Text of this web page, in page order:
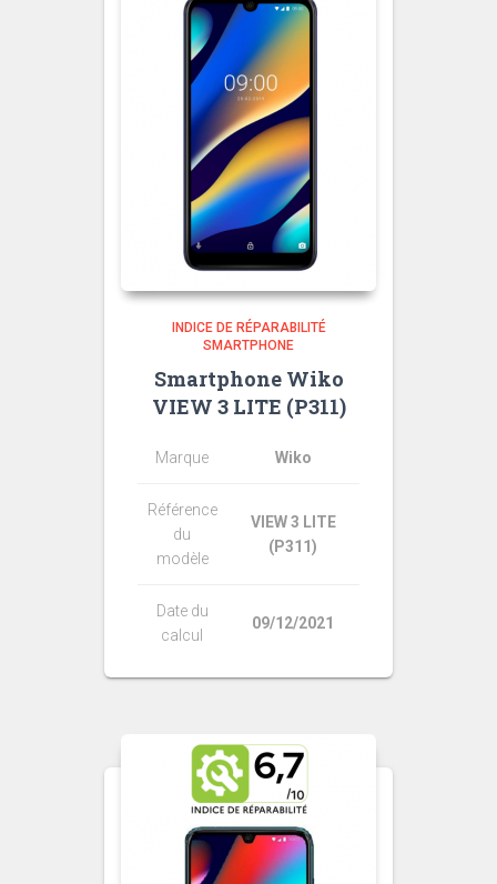
INDICE DE RÉPARABILITÉ
SMARTPHONE
Smartphone Wiko
VIEW 3 LITE (P311)
Marque Wiko
Référence
du
modèle
VIEW 3 LITE
(P311)
Date du
calcul
09/12/2021